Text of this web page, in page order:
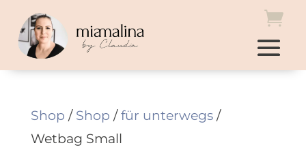
Shop / Shop /für unterwegs/
Wetbag Small